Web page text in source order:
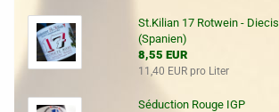
St.Kilian 17 Rotwein -
(Spanien)
8,55 EUR
11,40 EUR pro Liter
Séduction Rouge IGP